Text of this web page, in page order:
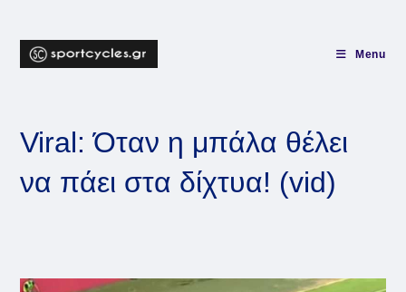
content
Menu
Viral: Όταν η μπάλα θέλει
να πάει στα δίχτυα! (vid)